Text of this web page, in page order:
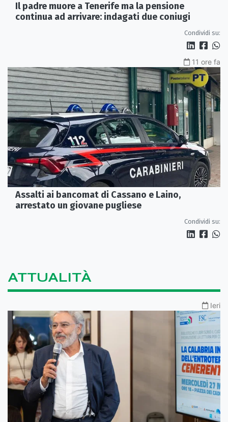
Il padre muore a Tenerife ma la pensione
continua ad arrivare: indagati due coniugi
Condividi su:
11 ore fa
Assalti ai bancomat di Cassano e Laino,
arrestato un giovane pugliese
Condividi su:
ATTUALITÀ
Ieri